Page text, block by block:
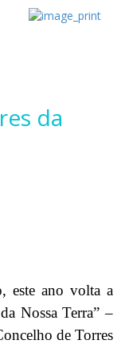
da
este ano volta a
Nossa Terra” –
de Torres